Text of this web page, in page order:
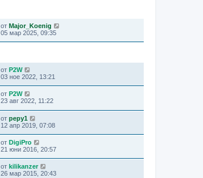
от Major_Koenig
05 мар 2025, 09:35
от P2W
03 ное 2022, 13:21
от P2W
23 авг 2022, 11:22
от pepy1
12 апр 2019, 07:08
от DigiPro
21 юни 2016, 20:57
от kilikanzer
26 мар 2015, 20:43